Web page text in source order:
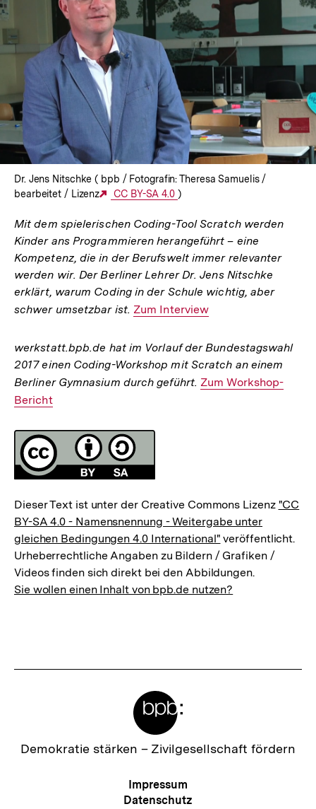
In
Lightbox
öffnen
Dr. Jens Nitschke ( bpb / Fotografin: Theresa Samuelis /
bearbeitet / Lizenz
Externer
CC BY-SA 4.0 )
Mit dem spielerischen Coding-Tool Scratch werden
Kinder ans Programmieren herangeführt – eine
Kompetenz, die in der Berufswelt immer relevanter
werden wir. Der Berliner Lehrer Dr. Jens Nitschke
erklärt, warum Coding in der Schule wichtig, aber
schwer umsetzbar ist. Interner
Zum Interview
werkstatt.bpb.de hat im Vorlauf der Bundestagswahl
2017 einen Coding-Workshop mit Scratch an einem
Berliner Gymnasium durch geführt. Interner
Zum Workshop-
Bericht
Fussnoten
Lizenz
Dieser Text ist unter der Creative Commons Lizenz "CC
BY-SA 4.0 - Namensnennung - Weitergabe unter
gleichen Bedingungen 4.0 International" veröffentlicht.
Urheberrechtliche Angaben zu Bildern / Grafiken /
Videos finden sich direkt bei den Abbildungen.
Sie wollen einen Inhalt von bpb.de nutzen?
Zur
Demokratie stärken – Zivilgesellschaft fördern
Meta-
Navigation
Impressum
Datenschutz